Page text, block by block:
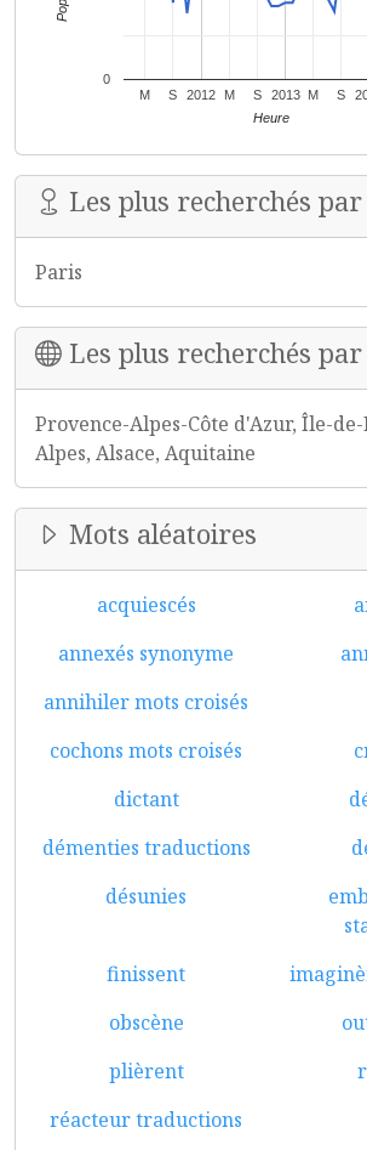
2012 2013
M S M S M S
0
Heure
Les plus recherchés
Paris
Les plus recherchés
Provence-Alpes-Côte d'Azur, Île-
Alpes, Alsace, Aquitaine
Mots aléatoires
acquiescés
annexés synonyme
annihiler mots croisés
cochons mots croisés
dictant
démenties traductions
désunies
finissent
obscène
plièrent
réacteur traductions